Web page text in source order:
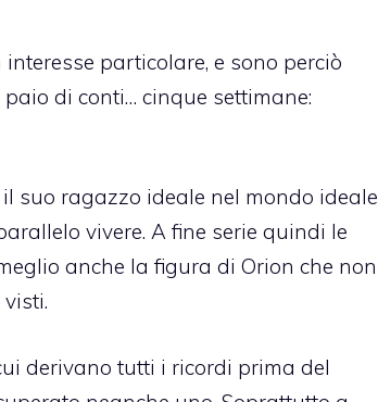
particolare, e sono perciò
di conti… cinque settimane:
suo ragazzo ideale nel mondo ideale
vivere. A fine serie quindi le
anche la figura di Orion che non
derivano tutti i ricordi prima del